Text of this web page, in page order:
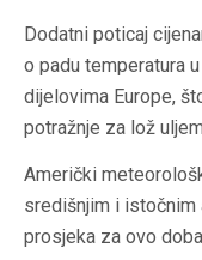
Dodatni poticaj
o padu temperatura
dijelovima Europe,
potražnje za lož
Američki
središnjim i istočnim
prosjeka za ovo